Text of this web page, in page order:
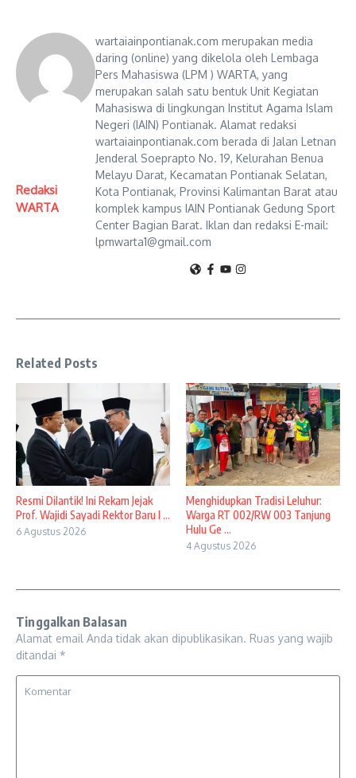
Redaksi
WARTA
wartaiainpontianak.com merupakan media
daring (online) yang dikelola oleh Lembaga
Pers Mahasiswa (LPM ) WARTA, yang
merupakan salah satu bentuk Unit Kegiatan
Mahasiswa di lingkungan Institut Agama Islam
Negeri (IAIN) Pontianak. Alamat redaksi
wartaiainpontianak.com berada di Jalan Letnan
Jenderal Soeprapto No. 19, Kelurahan Benua
Melayu Darat, Kecamatan Pontianak Selatan,
Kota Pontianak, Provinsi Kalimantan Barat atau
komplek kampus IAIN Pontianak Gedung Sport
Center Bagian Barat. Iklan dan redaksi E-mail:
lpmwarta1@gmail.com
Related Posts
Resmi Dilantik! Ini Rekam Jejak
Prof. Wajidi Sayadi Rektor Baru I ...
6 Agustus 2026
Menghidupkan Tradisi Leluhur:
Warga RT 002/RW 003 Tanjung
Hulu Ge ...
4 Agustus 2026
Tinggalkan Balasan
Alamat email Anda tidak akan dipublikasikan. Ruas yang wajib
ditandai *